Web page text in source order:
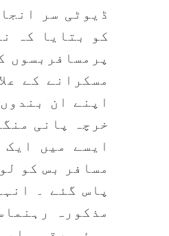
ڈیوٹی سر
کو بتایا کہ
پرمسافربسوں
مسکرانے کے
اپنے ان
خرچہ پانی
ایسے میں
مسافر بس کو
پاس گئے ۔
مذکورہ